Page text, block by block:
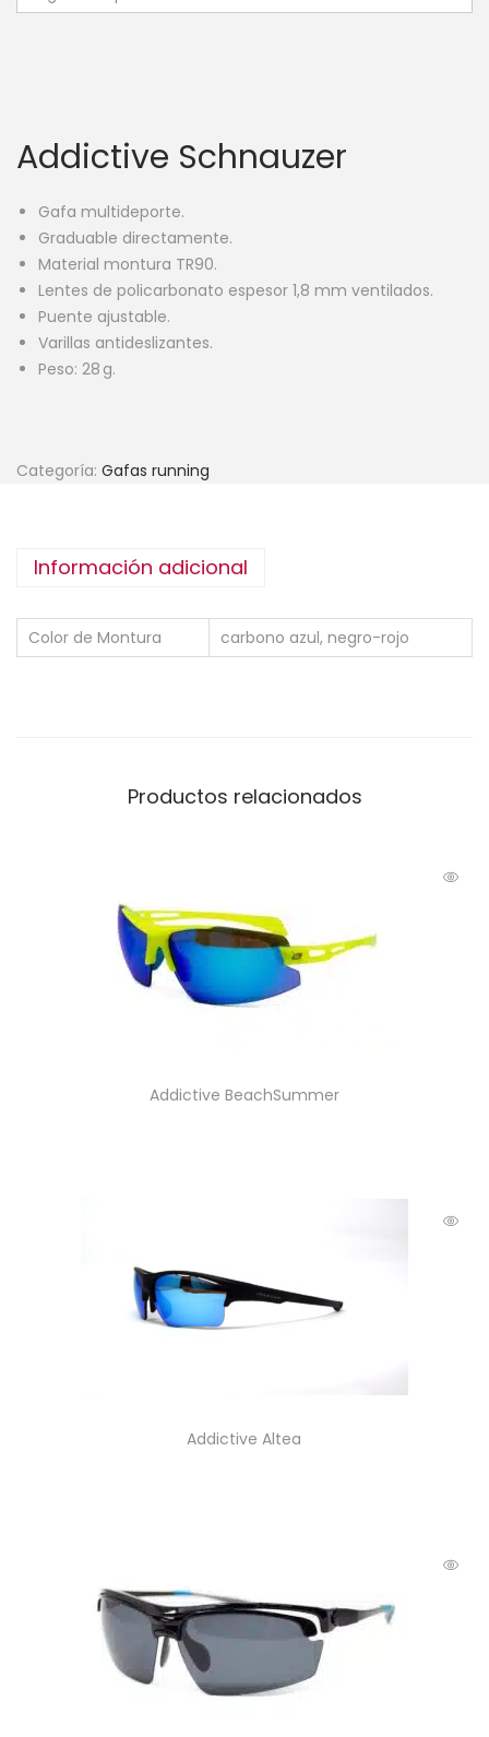
Addictive Schnauzer
Gafa multideporte.
Graduable directamente.
Material montura TR90.
Lentes de policarbonato espesor 1,8 mm ventilados.
Puente ajustable.
Varillas antideslizantes.
Peso: 28 g.
Categoría: Gafas running
Información adicional
Color de Montura carbono azul, negro-rojo
Productos relacionados
Addictive BeachSummer
Addictive Altea